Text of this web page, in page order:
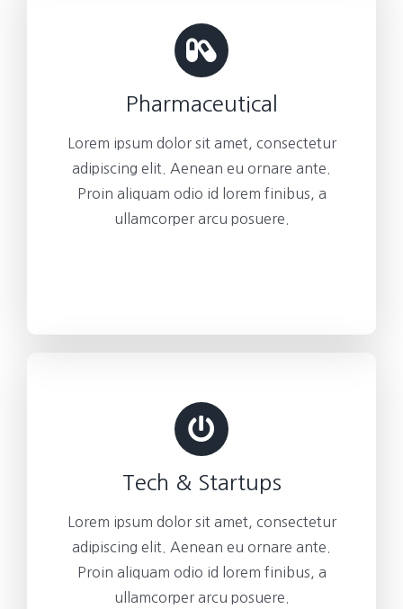
Pharmaceutical
Lorem ipsum dolor sit amet, consectetur
adipiscing elit. Aenean eu ornare ante.
Proin aliquam odio id lorem finibus, a
ullamcorper arcu posuere.
Tech & Startups
Lorem ipsum dolor sit amet, consectetur
adipiscing elit. Aenean eu ornare ante.
Proin aliquam odio id lorem finibus, a
ullamcorper arcu posuere.